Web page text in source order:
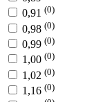
0,91 (0)
0,98 (0)
0,99 (0)
1,00 (0)
1,02 (0)
1,16 (0)